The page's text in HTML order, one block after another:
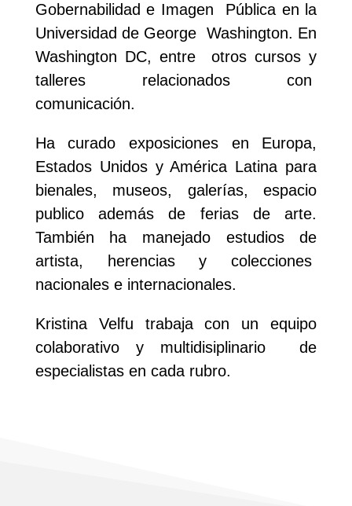
Gobernabilidad e Imagen
Pública en la
Universidad de George Washington. En
Washington DC, entre
otros cursos y
talleres relacionados con
comunicación.
Ha curado exposiciones en Europa,
Estados Unidos y América Latina para
bienales, museos, galerías, espacio
publico además de ferias de arte.
También ha manejado estudios de
artista, herencias y colecciones
nacionales e internacionales.
Kristina Velfu trabaja con un equipo
colaborativo y multidisiplinario de
especialistas en cada rubro.